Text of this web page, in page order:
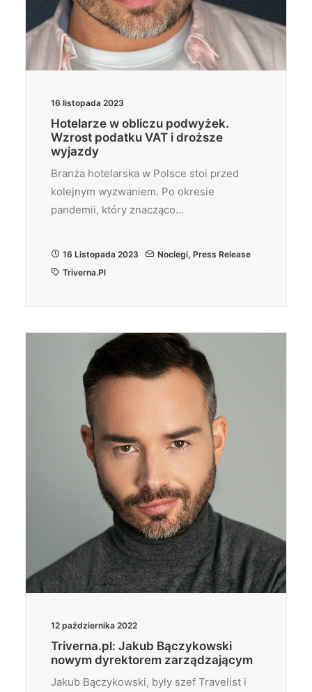
16 listopada 2023
Hotelarze w obliczu podwyżek.
Wzrost podatku VAT i droższe
wyjazdy
Branża hotelarska w Polsce stoi przed
kolejnym wyzwaniem. Po okresie
pandemii, który znacząco…
16 Listopada 2023 Noclegi, Press Release
Triverna.pl
12 października 2022
Triverna.pl: Jakub Bączykowski
nowym dyrektorem zarządzającym
Jakub Bączykowski, były szef Travelist i